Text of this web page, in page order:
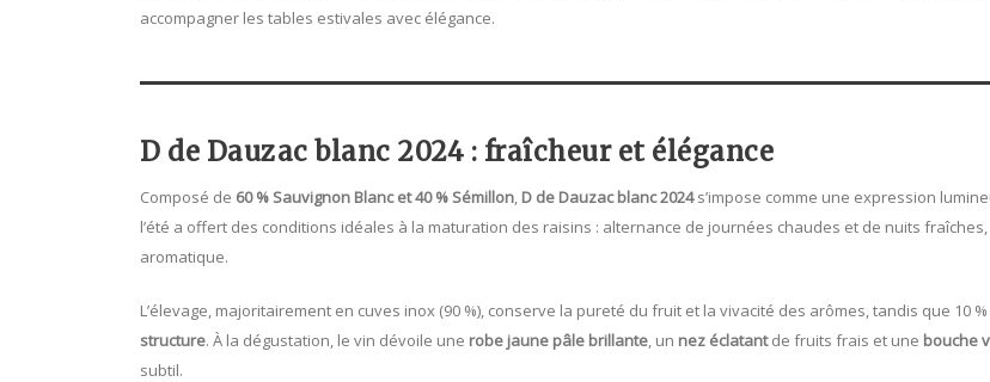
accompagner les tables estivales avec élégance.
D de Dauzac blanc 2024 : fraîcheur et élégance
Composé de 60 % Sauvignon Blanc et 40 % Sémillon, D de Dauzac blanc 2024s’impose comme une expression
l’été a offert des conditions idéales à la maturation des raisins : alternance de journées chaudes et de nuits
aromatique.
L’élevage, majoritairement en cuves inox (90 %), conserve la pureté du fruit et la vivacité des arômes, tandis que 10
structure. À la dégustation, le vin dévoile une robe jaune pâle brillante, un nez éclatantde fruits frais et une bouche
subtil.